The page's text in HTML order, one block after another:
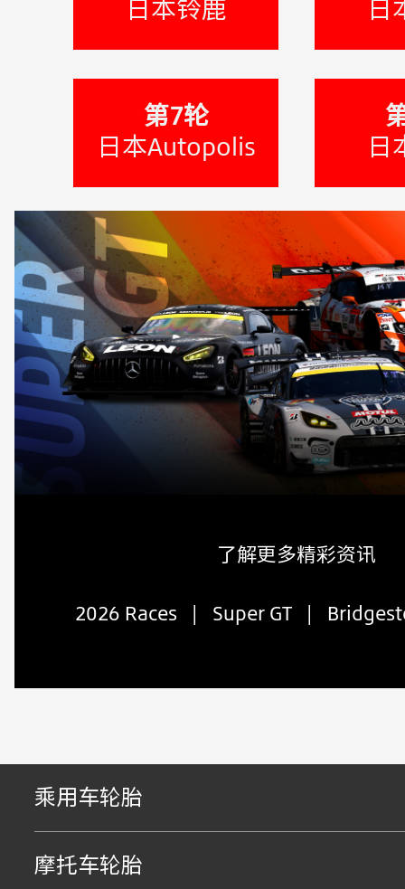
日本铃鹿 日
第7轮
日本Autopolis
日
了解更多精彩资讯
2026 Races | Super GT |
乘用车轮胎
摩托车轮胎